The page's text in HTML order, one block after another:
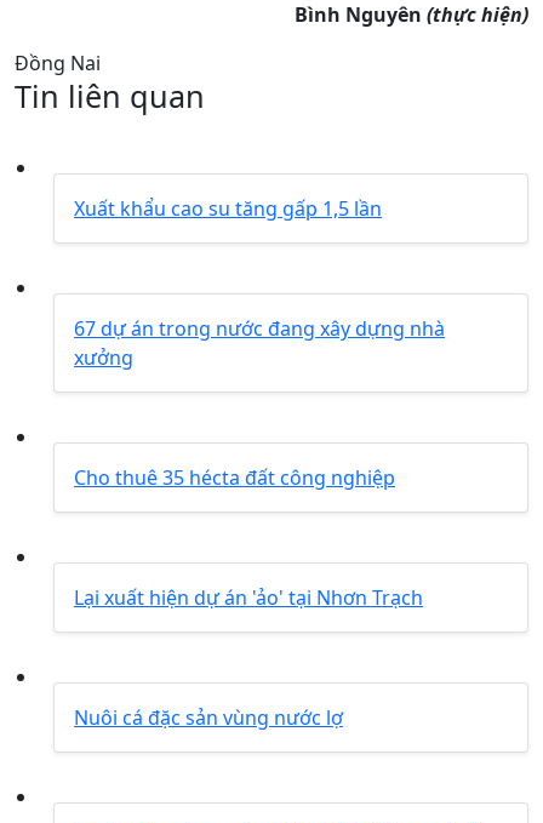
Bình Nguyên (thực hiện)
Đồng Nai
Tin liên quan
Xuất khẩu cao su tăng gấp 1,5 lần
67 dự án trong nước đang xây dựng nhà
xưởng
Cho thuê 35 hécta đất công nghiệp
Lại xuất hiện dự án 'ảo' tại Nhơn Trạch
Nuôi cá đặc sản vùng nước lợ